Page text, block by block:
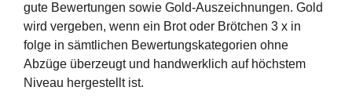
gute Bewertungen sowie Gold‑Auszeichnungen. Gold
wird vergeben, wenn ein Brot oder Brötchen 3 x in
folge in sämtlichen Bewertungskategorien ohne
Abzüge überzeugt und handwerklich auf höchstem
Niveau hergestellt ist.